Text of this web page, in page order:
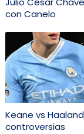
con Canelo
Keane vs
controversias